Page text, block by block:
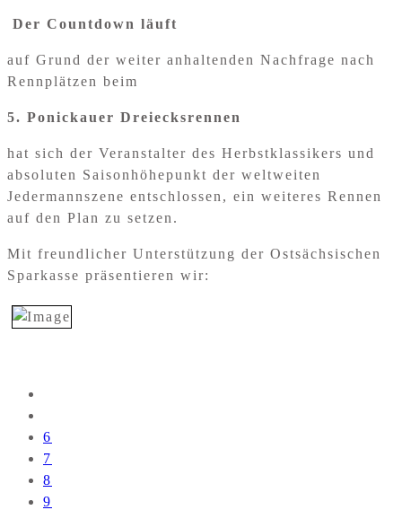
Der Countdown läuft
auf Grund der weiter anhaltenden Nachfrage nach
Rennplätzen beim
5. Ponickauer Dreiecksrennen
hat sich der Veranstalter des Herbstklassikers und
absoluten Saisonhöhepunkt der weltweiten
Jedermannszene entschlossen, ein weiteres Rennen
auf den Plan zu setzen.
Mit freundlicher Unterstützung der Ostsächsischen
Sparkasse präsentieren wir:
6
7
8
9